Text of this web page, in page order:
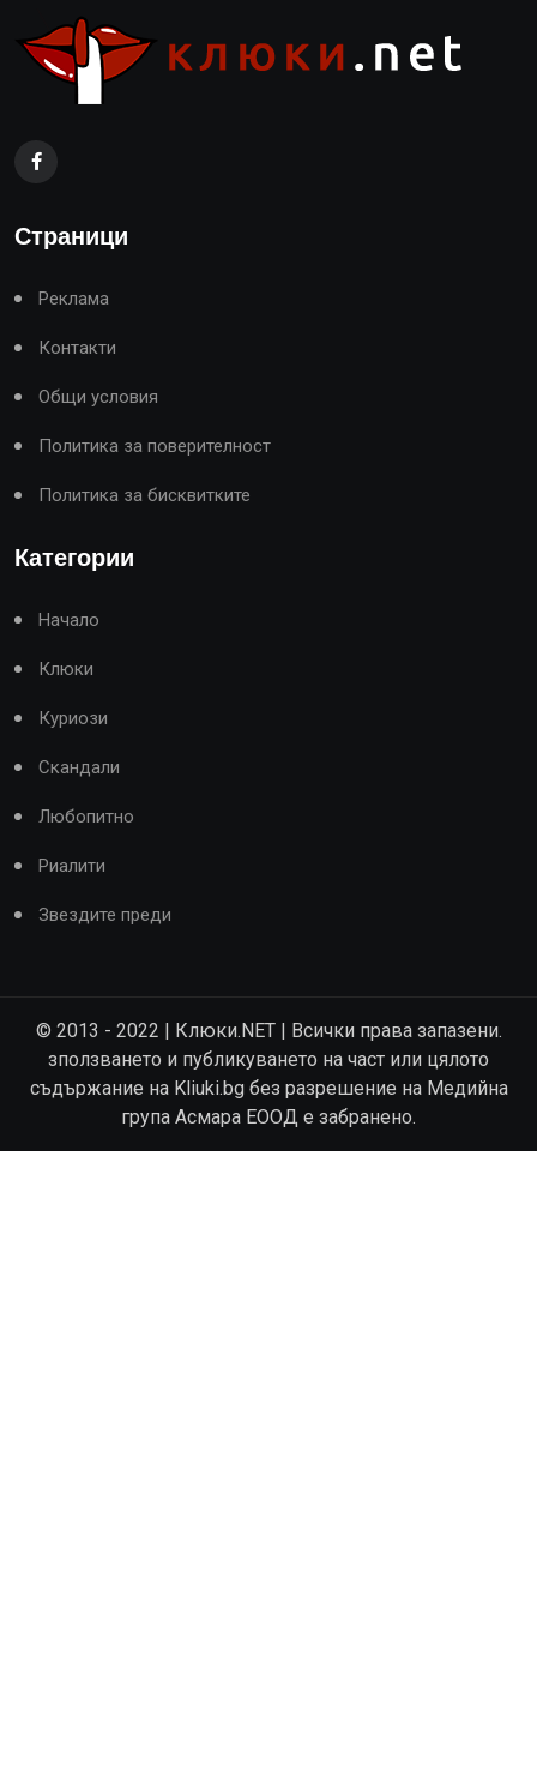
Страници
Реклама
Контакти
Общи условия
Политика за поверителност
Политика за бисквитките
Категории
Начало
Клюки
Куриози
Скандали
Любопитно
Риалити
Звездите преди
© 2013 - 2022 | Клюки.NET | Всички права запазени.
зползването и публикуването на част или цялото
съдържание на Kliuki.bg без разрешение на Медийна
група Асмара ЕООД е забранено.